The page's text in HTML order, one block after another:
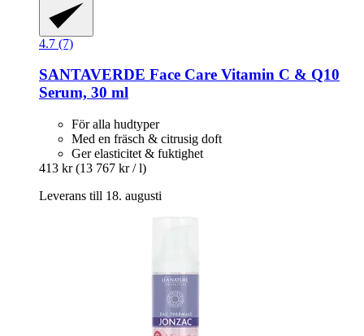
4.7 (7)
SANTAVERDE Face Care Vitamin C & Q10
Serum, 30 ml
För alla hudtyper
Med en fräsch & citrusig doft
Ger elasticitet & fuktighet
413 kr (13 767 kr / l)
Leverans till 18. augusti